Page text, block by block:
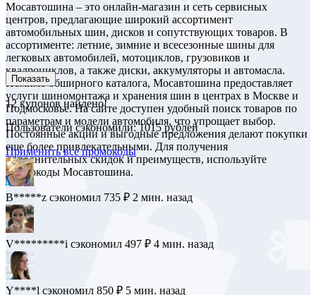
Мосавтошина – это онлайн-магазин и сеть сервисных
центров, предлагающие широкий ассортимент
автомобильных шин, дисков и сопутствующих товаров. В
ассортименте: летние, зимние и всесезонные шины для
легковых автомобилей, мотоциклов, грузовиков и
квадроциклов, а также диски, аккумуляторы и автомасла.
Помимо обширного каталога, Мосавтошина предоставляет
услуги шиномонтажа и хранения шин в центрах в Москве и
Подмосковье. На сайте доступен удобный поиск товаров по
параметрам и модели автомобиля, что упрощает выбор.
Постоянные акции и выгодные предложения делают покупки
еще более привлекательными. Для получения
дополнительных скидок и преимуществ, используйте
промокоды Мосавтошина.
Показать
12купонов найдено!
Пользователи сэкономили: 1015 рублей
Применить все промокоды
B*****z сэкономил 735 ₽ 2 мин. назад
V*********i сэкономил 497 ₽ 4 мин. назад
Y****l сэкономил 850 ₽ 5 мин. назад